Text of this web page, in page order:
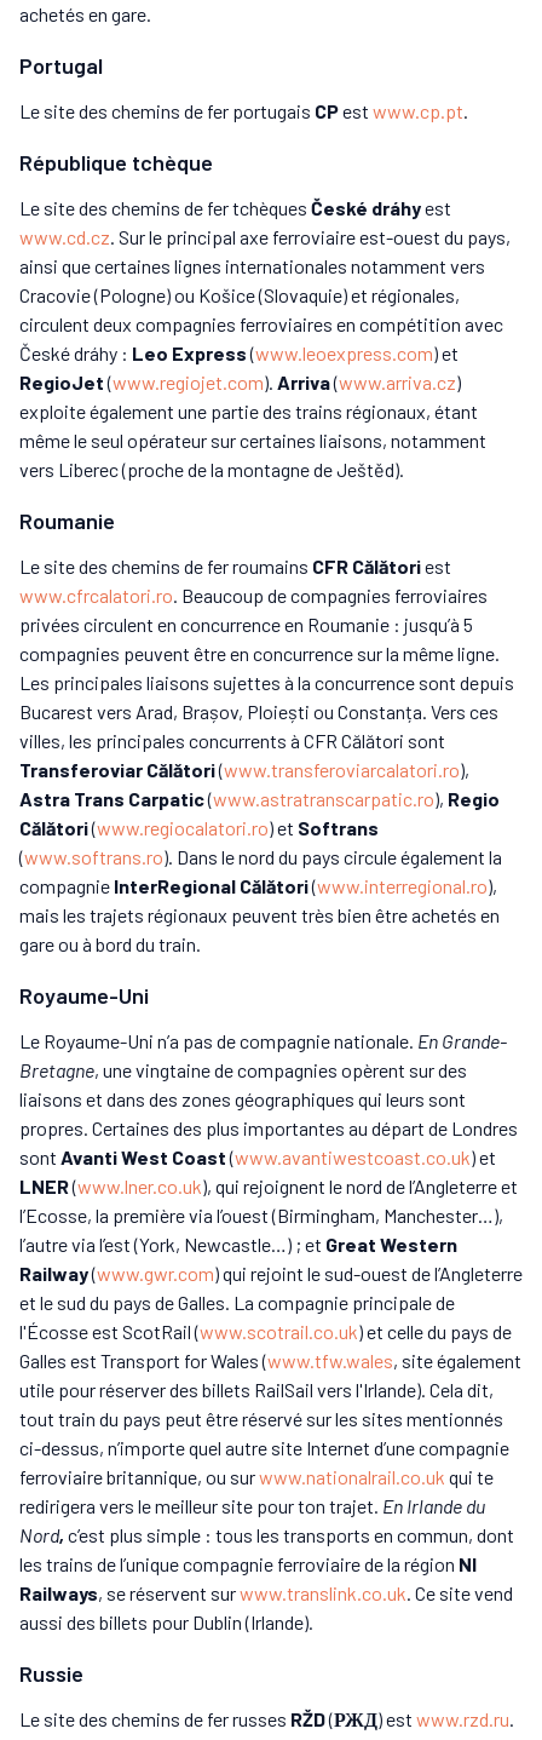
achetés en gare.
Portugal
Le site des chemins de fer portugais CPest www.cp.pt.
République tchèque
Le site des chemins de fer tchèques České dráhyest
www.cd.cz. Sur le principal axe ferroviaire est-ouest du pays,
ainsi que certaines lignes internationales notamment vers
Cracovie (Pologne) ou Košice (Slovaquie) et régionales,
circulent deux compagnies ferroviaires en compétition avec
České dráhy : Leo Express(www.leoexpress.com) et
RegioJet(www.regiojet.com). Arriva(www.arriva.cz)
exploite également une partie des trains régionaux, étant
même le seul opérateur sur certaines liaisons, notamment
vers Liberec (proche de la montagne de Ještěd).
Roumanie
Le site des chemins de fer roumains CFR Călătoriest
www.cfrcalatori.ro. Beaucoup de compagnies ferroviaires
privées circulent en concurrence en Roumanie : jusqu’à 5
compagnies peuvent être en concurrence sur la même ligne.
Les principales liaisons sujettes à la concurrence sont depuis
Bucarest vers Arad, Brașov, Ploiești ou Constanța. Vers ces
villes, les principales concurrents à CFR Călători sont
Transferoviar Călători(www.transferoviarcalatori.ro),
Astra Trans Carpatic(www.astratranscarpatic.ro), Regio
Călători(www.regiocalatori.ro) et Softrans
(www.softrans.ro). Dans le nord du pays circule également la
compagnie InterRegional Călători(www.interregional.ro),
mais les trajets régionaux peuvent très bien être achetés en
gare ou à bord du train.
Royaume-Uni
Le Royaume-Uni n’a pas de compagnie nationale. En Grande-
Bretagne, une vingtaine de compagnies opèrent sur des
liaisons et dans des zones géographiques qui leurs sont
propres. Certaines des plus importantes au départ de Londres
sont Avanti West Coast(www.avantiwestcoast.co.uk) et
LNER(www.lner.co.uk), qui rejoignent le nord de l’Angleterre et
l’Ecosse, la première via l’ouest (Birmingham, Manchester…),
l’autre via l’est (York, Newcastle…) ; et Great Western
Railway(www.gwr.com) qui rejoint le sud-ouest de l’Angleterre
et le sud du pays de Galles. La compagnie principale de
l'Écosse est ScotRail (www.scotrail.co.uk) et celle du pays de
Galles est Transport for Wales (www.tfw.wales, site également
utile pour réserver des billets RailSail vers l'Irlande). Cela dit,
tout train du pays peut être réservé sur les sites mentionnés
ci-dessus, n’importe quel autre site Internet d’une compagnie
ferroviaire britannique, ou surwww.nationalrail.co.uk qui te
redirigera vers le meilleur site pour ton trajet. En Irlande du
Nord, c’est plus simple : tous les transports en commun, dont
les trains de l’unique compagnie ferroviaire de la région NI
Railways, se réservent surwww.translink.co.uk. Ce site vend
aussi des billets pour Dublin (Irlande).
Russie
Le site des chemins de fer russes RŽD(РЖД) est www.rzd.ru.